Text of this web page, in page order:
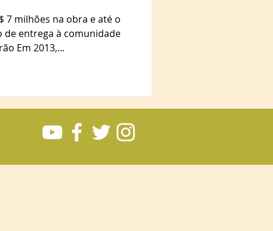
7 milhões na obra e até o
entrega à comunidade
Em 2013,...